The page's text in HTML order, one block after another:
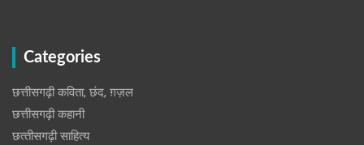
Categories
छत्तीसगढ़ी कविता, छंद, ग़ज़ल
छत्तीसगढ़ी कहानी
छत्‍तीसगढ़ी साहित्‍य